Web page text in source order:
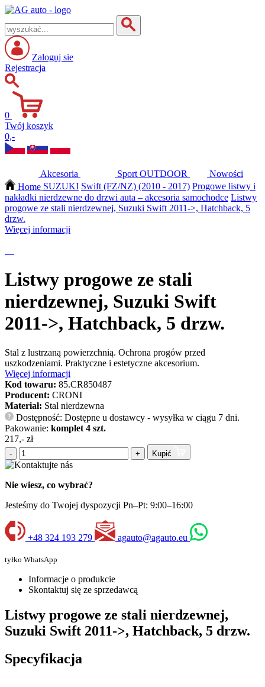
Zaloguj sie
Rejestracja
0
Twój koszyk
0,-
Akcesoria Sport OUTDOOR
Nowości
Home SUZUKI Swift (FZ/NZ) (2010 - 2017) Progowe listwy i
nakładki nierdzewne do drzwi auta – akcesoria samochodce Listwy
progowe ze stali nierdzewnej, Suzuki Swift 2011->, Hatchback, 5
drzw.
Więcej informacji
Listwy progowe ze stali
nierdzewnej, Suzuki Swift
2011->, Hatchback, 5 drzw.
Stal z lustrzaną powierzchnią. Ochrona progów przed
uszkodzeniami. Praktyczne i estetyczne akcesorium.
Więcej informacji
Kod towaru: 85.CR850487
Producent: CRONI
Materiał: Stal nierdzewna
?
Dostępność: Dostępne u dostawcy - wysyłka w ciągu 7 dni.
Pakowanie: komplet 4 szt.
217,- zł
- + Kupić
Nie wiesz, co wybrać?
Jesteśmy do Twojej dyspozycji Pn–Pt: 9:00–16:00
+48 324 193 279 agauto@agauto.eu
tyłko WhatsApp
Informacje o produkcie
Skontaktuj się ze sprzedawcą
Listwy progowe ze stali nierdzewnej,
Suzuki Swift 2011->, Hatchback, 5 drzw.
Specyfikacja